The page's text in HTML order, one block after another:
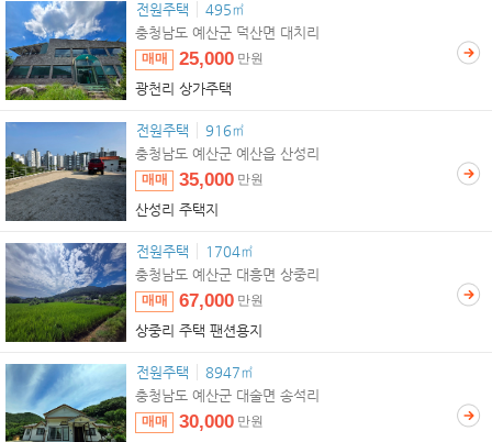
전원주택 495㎡
광천리 상가주택
매매 25,000 만원
충청남도 예산군 덕산면 대치리
전원주택 916㎡
산성리 주택지
매매 35,000 만원
충청남도 예산군 예산읍 산성리
전원주택 1704㎡
상중리 주택 팬션용지
매매 67,000 만원
충청남도 예산군 대흥면 상중리
전원주택 8947㎡
매매 30,000 만원
충청남도 예산군 대술면 송석리